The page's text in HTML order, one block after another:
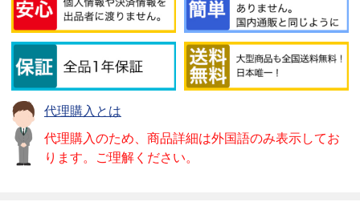
代理購入とは
代理購入のため、商品詳細は外国語のみ表示してお
ります。ご理解ください。